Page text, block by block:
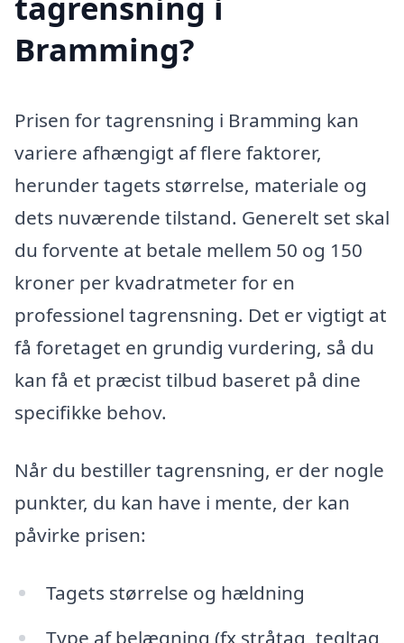
Bramming?
Prisen for tagrensning i Bramming kan
variere afhængigt af flere faktorer,
herunder tagets størrelse, materiale og
dets nuværende tilstand. Generelt set skal
du forvente at betale mellem 50 og 150
kroner per kvadratmeter for en
professionel tagrensning. Det er vigtigt at
få foretaget en grundig vurdering, så du
kan få et præcist tilbud baseret på dine
specifikke behov.
Når du bestiller tagrensning, er der nogle
punkter, du kan have i mente, der kan
påvirke prisen:
Tagets størrelse og hældning
Type af belægning (fx stråtag, tegltag,